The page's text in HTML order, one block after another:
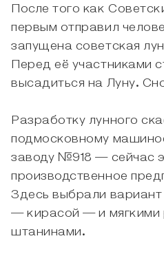
После того как
первым отправил
запущена советская
Перед её участниками
высадиться на Луну.
Разработку лунного
подмосковному
заводу №918 — сейчас
производственное
Здесь выбрали
— кирасой — и мягкими
штанинами.